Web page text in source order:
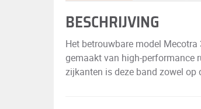
BESCHRIJVING
Het betrouwbare model
gemaakt van high-performance
zijkanten is deze band zowel op